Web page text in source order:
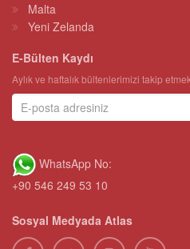
Malta
Yeni Zelanda
E-Bülten Kaydı
Aylık ve haftalık bültenlerimizi takip
WhatsApp No:
+90 546 249 53 10
Sosyal Medyada Atlas